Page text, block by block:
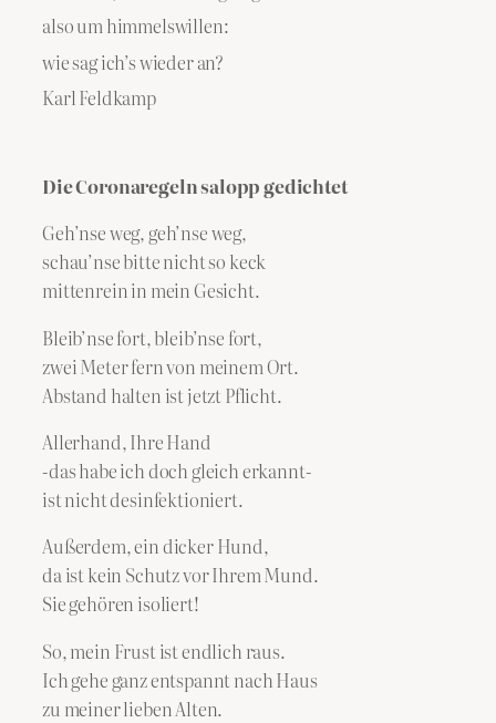
also um himmelswillen:
wie sag ich’s wieder an?
Karl Feldkamp
Die Coronaregeln salopp gedichtet
Geh’nse weg, geh’nse weg,
schau’nse bitte nicht so keck
mittenrein in mein Gesicht.
Bleib’nse fort, bleib’nse fort,
zwei Meter fern von meinem Ort.
Abstand halten ist jetzt Pflicht.
Allerhand, Ihre Hand
-das habe ich doch gleich erkannt-
ist nicht desinfektioniert.
Außerdem, ein dicker Hund,
da ist kein Schutz vor Ihrem Mund.
Sie gehören isoliert!
So, mein Frust ist endlich raus.
Ich gehe ganz entspannt nach Haus
zu meiner lieben Alten.